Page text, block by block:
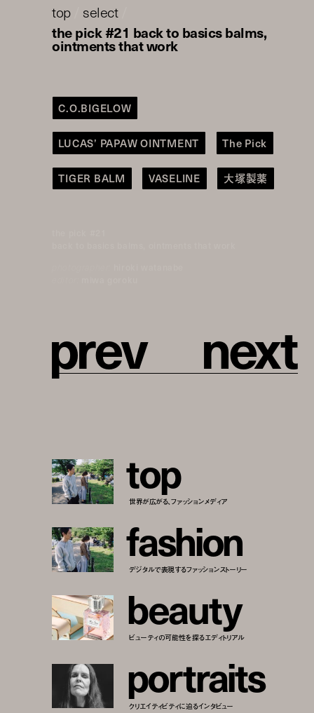
top/ select/
the pick #21 back to basics balms,
ointments that work
C.O.BIGELOW
LUCAS’ PAPAW OINTMENT The Pick
TIGER BALM VASELINE 大塚製薬
prev next
top
世界が広がる、ファッションメディア
fashion
デジタルで表現するファッションストーリー
beauty
ビューティの可能性を探るエディトリアル
portraits
クリエイティビティに迫るインタビュー